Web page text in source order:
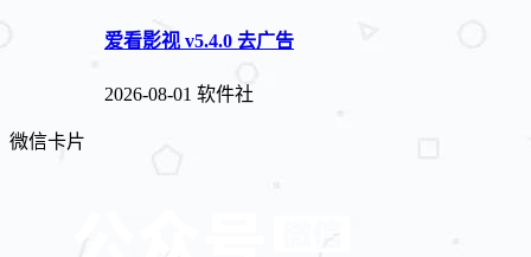
爱看影视 v5.4.0 去广告
2026-08-01 软件社
微信卡片